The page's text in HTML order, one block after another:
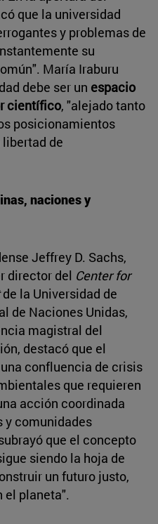
que la universidad
y problemas de
su
María Iraburu
debe ser un espacio
científico, "alejado tanto
posicionamientos
de
naciones y
Jeffrey D. Sachs,
director del Center for
de la Universidad de
de Naciones Unidas,
magistral del
destacó que el
confluencia de crisis
que requieren
acción coordinada
y comunidades
que el concepto
siendo la hoja de
un futuro justo,
el planeta".